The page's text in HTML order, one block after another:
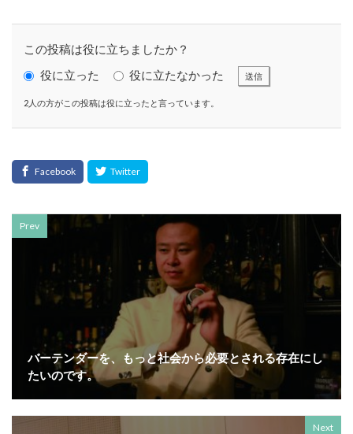
この投稿は役に立ちましたか？
役に立った
役に立たなかった 送信
2人の方がこの投稿は役に立ったと言っています。
Prev
バーテンダーを、もっと社会から必要とされる存在にし
たいのです。
Next
ツキノワグマ
つながる よこはま にほんごコミュニケーション
デザイン
デザイン系
デジタル化
テレワーク
ナマケモノ
ヌーベルキュイジーヌ
ネガティブカラー
ノートをつくろう
ノミ色
ノロウイルス
バイ・ドール
バイオミミクリー
バイオミメティクス
バケツ
ハズキルーペ
はだ一郎
ハッキリ
パッケージ
パッケージカラー
パッケージデザイン
はまっ子未来カンパニープロジェクト
はまふれんど